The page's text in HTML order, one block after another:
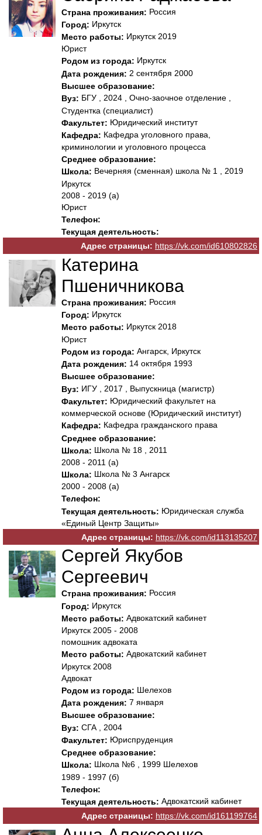
Страна проживания: Россия
Город: Иркутск
Место работы: Иркутск 2019
Юрист
Родом из города: Иркутск
Дата рождения: 2 сентября 2000
Высшее образование:
Вуз: БГУ , 2024 , Очно-заочное отделение ,
Студентка (специалист)
Факультет: Юридический институт
Кафедра: Кафедра уголовного права,
криминологии и уголовного процесса
Среднее образование:
Школа: Вечерняя (сменная) школа № 1 , 2019
Иркутск
2008 - 2019 (а)
Юрист
Телефон:
Текущая деятельность:
Адрес страницы: https://vk.com/id610802826
Катерина
Пшеничникова
Страна проживания: Россия
Город: Иркутск
Место работы: Иркутск 2018
Юрист
Родом из города: Ангарск, Иркутск
Дата рождения: 14 октября 1993
Высшее образование:
Вуз: ИГУ , 2017 , Выпускница (магистр)
Факультет: Юридический факультет на
коммерческой основе (Юридический институт)
Кафедра: Кафедра гражданского права
Среднее образование:
Школа: Школа № 18 , 2011
2008 - 2011 (а)
Школа: Школа № 3 Ангарск
2000 - 2008 (а)
Телефон:
Текущая деятельность: Юридическая служба
«Единый Центр Защиты»
Адрес страницы: https://vk.com/id113135207
Сергей Якубов
Сергеевич
Страна проживания: Россия
Город: Иркутск
Место работы: Адвокатский кабинет
Иркутск 2005 - 2008
помошник адвоката
Место работы: Адвокатский кабинет
Иркутск 2008
Адвокат
Родом из города: Шелехов
Дата рождения: 7 января
Высшее образование:
Вуз: СГА , 2004
Факультет: Юриспруденция
Среднее образование:
Школа: Школа №6 , 1999 Шелехов
1989 - 1997 (б)
Телефон:
Текущая деятельность: Адвокатский кабинет
Адрес страницы: https://vk.com/id161199764